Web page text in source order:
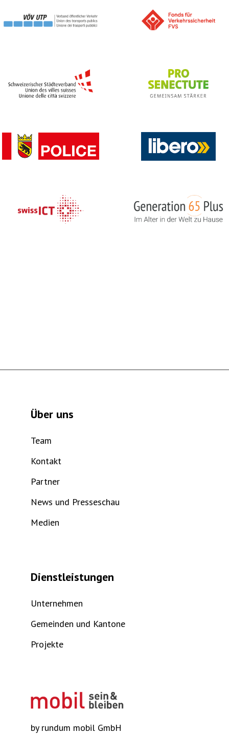
by rundum mobil GmbH
Über uns
Team
Kontakt
Partner
News und Presseschau
Medien
Dienstleistungen
Unternehmen
Gemeinden und Kantone
Projekte